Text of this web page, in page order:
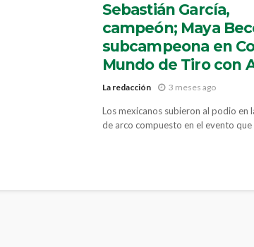
Sebastián García,
campeón; Maya
subcampeona en
Mundo de Tiro con
La redacción 3 meses ago
Los mexicanos subieron al podio en
de arco compuesto en el evento